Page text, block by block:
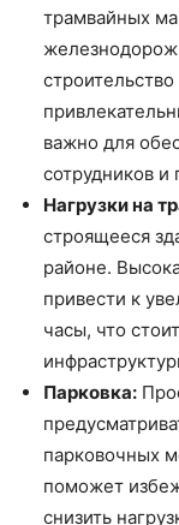
трамвайных
важно для
сотрудников и
Нагрузки на
строящееся
районе.
привести к
часы, что
Парковка:
парковочных
поможет
снизить